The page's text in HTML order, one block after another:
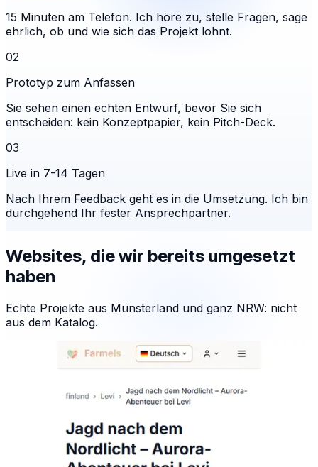
15 Minuten am Telefon. Ich höre zu, stelle Fragen, sage
ehrlich, ob und wie sich das Projekt lohnt.
02
Prototyp zum Anfassen
Sie sehen einen echten Entwurf, bevor Sie sich
entscheiden: kein Konzeptpapier, kein Pitch-Deck.
03
Live in 7-14 Tagen
Nach Ihrem Feedback geht es in die Umsetzung. Ich bin
durchgehend Ihr fester Ansprechpartner.
Websites, die wir bereits umgesetzt
haben
Echte Projekte aus Münsterland und ganz NRW: nicht
aus dem Katalog.